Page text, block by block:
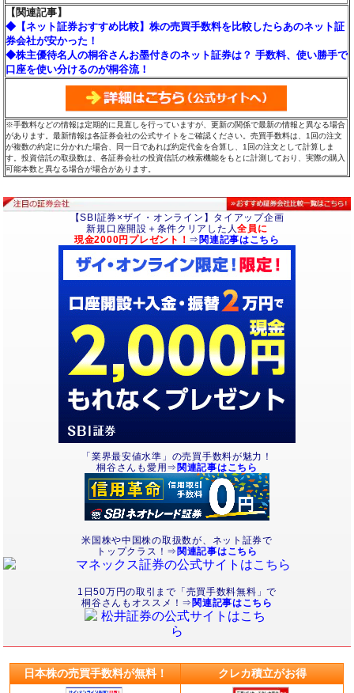
【関連記事】
◆【ネット証券おすすめ比較】株の売買手数料を比較したらあのネット証
券会社が安かった！
◆株主優待名人の桐谷さんお墨付きのネット証券は？ 手数料、使い勝手で
口座を使い分けるのが桐谷流！
※手数料などの情報は定期的に見直しを行っていますが、更新の関係で最新の情報と異なる場合
があります。最新情報は各証券会社の公式サイトをご確認ください。売買手数料は、1回の注文
が複数の約定に分かれた場合、同一日であれば約定代金を合算し、1回の注文として計算しま
す。投資信託の取扱数は、各証券会社の投資信託の検索機能をもとに計測しており、実際の購入
可能本数と異なる場合が場合があります。
【SBI証券×ザイ・オンライン】タイアップ企画
新規口座開設＋条件クリアした人全員に
現金2000円プレゼント！ ⇒ 関連記事はこちら
「業界最安値水準」の売買手数料が魅力！
桐谷さんも愛用⇒ 関連記事はこちら
米国株や中国株の取扱数が、ネット証券で
トップクラス！⇒ 関連記事はこちら
1日50万円の取引まで「売買手数料無料」で
桐谷さんもオススメ！⇒ 関連記事はこちら
日本株の売買手数料が無料！ クレカ積立がお得